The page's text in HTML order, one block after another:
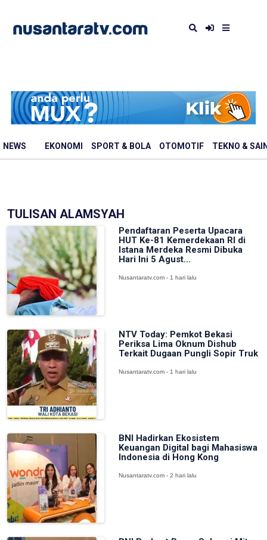
NEWS EKONOMI SPORT & BOLA OTOMOTIF TEKNO &
TULISAN ALAMSYAH
Pendaftaran Peserta Upacara
HUT Ke-81 Kemerdekaan RI di
Istana Merdeka Resmi Dibuka
Hari Ini 5 Agust...
Nusantaratv.com - 1 hari lalu
NTV Today: Pemkot Bekasi
Periksa Lima Oknum Dishub
Terkait Dugaan Pungli Sopir Truk
Nusantaratv.com - 1 hari lalu
BNI Hadirkan Ekosistem
Keuangan Digital bagi Mahasiswa
Indonesia di Hong Kong
Nusantaratv.com - 2 hari lalu